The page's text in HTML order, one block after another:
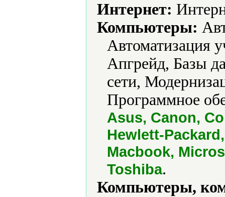
Интернет:
Компьютеры:
Автоматизация
Апгрейд, Базы
сети,
Программное
Asus, Canon,
Hewlett-
Macbook,
Toshiba.
Компьютеры,